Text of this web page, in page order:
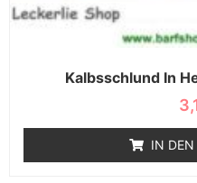
Kalbsschlund In
IN DEN